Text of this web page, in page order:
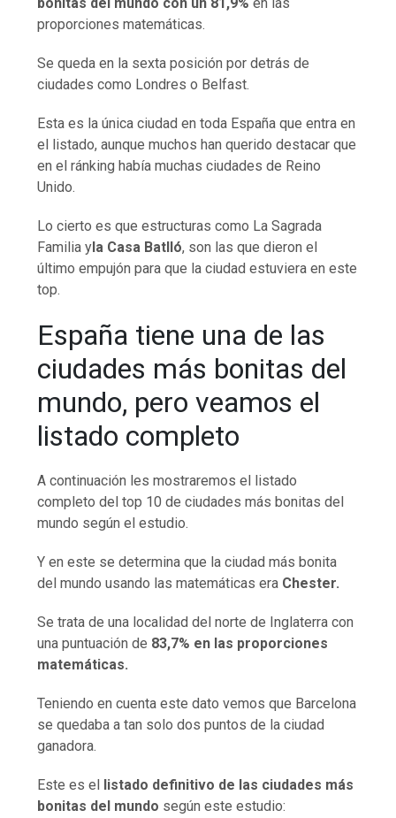
proporciones matemáticas.
Se queda en la sexta posición por detrás de
ciudades como Londres o Belfast.
Esta es la única ciudad en toda España que entra en
el listado, aunque muchos han querido destacar que
en el ránking había muchas ciudades de Reino
Unido.
Lo cierto es que estructuras como La Sagrada
Familia yla Casa Batlló, son las que dieron el
último empujón para que la ciudad estuviera en este
top.
España tiene una de las
ciudades más bonitas del
mundo, pero veamos el
listado completo
A continuación les mostraremos el listado
completo del top 10 de ciudades más bonitas del
mundo según el estudio.
Y en este se determina que la ciudad más bonita
del mundo usando las matemáticas era Chester.
Se trata de una localidad del norte de Inglaterra con
una puntuación de 83,7% en las proporciones
matemáticas.
Teniendo en cuenta este dato vemos que Barcelona
se quedaba a tan solo dos puntos de la ciudad
ganadora.
Este es el listado definitivo de las ciudades más
bonitas del mundo según este estudio: